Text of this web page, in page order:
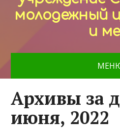
молодежный
и
Архивы за
июня, 2022